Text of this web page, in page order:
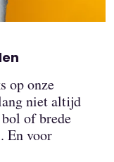
op onze
niet altijd
of brede
En voor